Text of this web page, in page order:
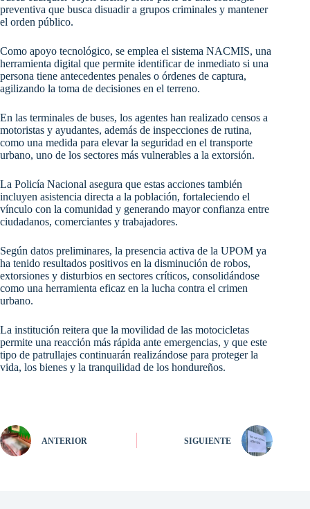
preventiva que busca disuadir a grupos criminales y mantener
el orden público.
Como apoyo tecnológico, se emplea el sistema NACMIS, una
herramienta digital que permite identificar de inmediato si una
persona tiene antecedentes penales o órdenes de captura,
agilizando la toma de decisiones en el terreno.
En las terminales de buses, los agentes han realizado censos a
motoristas y ayudantes, además de inspecciones de rutina,
como una medida para elevar la seguridad en el transporte
urbano, uno de los sectores más vulnerables a la extorsión.
La Policía Nacional asegura que estas acciones también
incluyen asistencia directa a la población, fortaleciendo el
vínculo con la comunidad y generando mayor confianza entre
ciudadanos, comerciantes y trabajadores.
Según datos preliminares, la presencia activa de la UPOM ya
ha tenido resultados positivos en la disminución de robos,
extorsiones y disturbios en sectores críticos, consolidándose
como una herramienta eficaz en la lucha contra el crimen
urbano.
La institución reitera que la movilidad de las motocicletas
permite una reacción más rápida ante emergencias, y que este
tipo de patrullajes continuarán realizándose para proteger la
vida, los bienes y la tranquilidad de los hondureños.
ANTERIOR SIGUIENTE